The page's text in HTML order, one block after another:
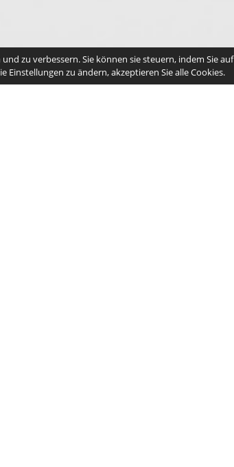
zu verbessern. Sie können sie steuern, indem Sie auf
zu ändern, akzeptieren Sie alle Cookies.